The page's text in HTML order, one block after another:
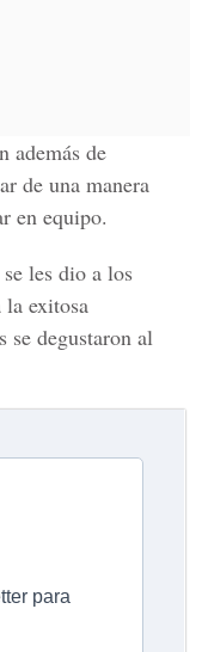
además de
de una manera
en equipo.
les dio a los
exitosa
se degustaron al